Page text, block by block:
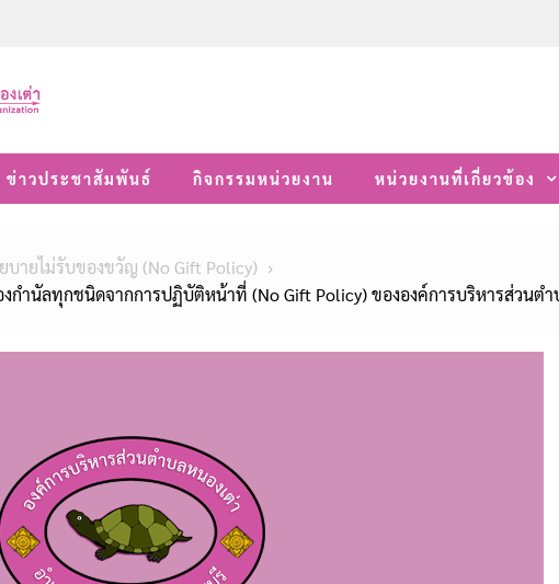
ข่าวประชาสัมพันธ์ กิจกรรมหน่วยงาน หน่วยงานที่เกี่ยวข้อง
บายไม่รับของขวัญ (No Gift Policy)
กำนัลทุกชนิดจากการปฏิบัติหน้าที่ (No Gift Policy) ขององค์การบริหารส่วนต